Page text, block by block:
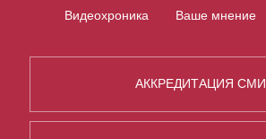
Видеохроника
Ваше мнение
АККРЕДИТАЦИЯ СМИ